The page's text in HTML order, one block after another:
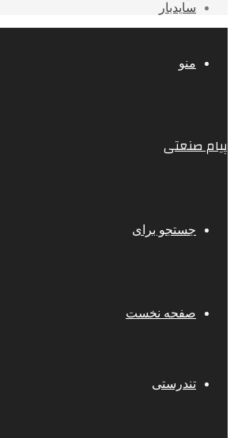
سایدبار
منو
پیام صنعتی
جستجو برای
صفحه نخست
تندرستی